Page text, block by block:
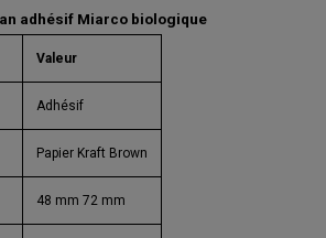
adhésif Miarco biologique
Valeur
Adhésif
Papier Kraft Brown
48 mm 72 mm